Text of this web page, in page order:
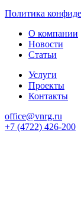
Политика
О компании
Новости
Статьи
Услуги
Проекты
Контакты
office@vnrg.ru
+7 (4722) 426-200